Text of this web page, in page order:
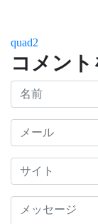
投
稿
ナ
ビ
ゲ
ー
シ
quad2
コメン